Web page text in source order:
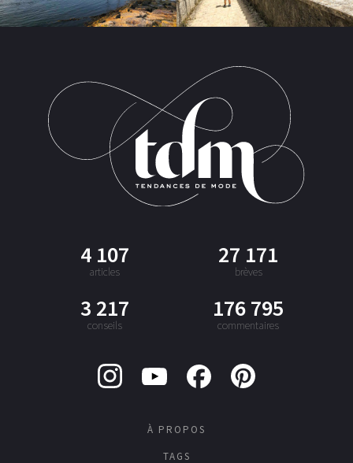
4 107
articles
27 171
brèves
3 217
conseils
176 795
commentaires
À PROPOS
TAGS